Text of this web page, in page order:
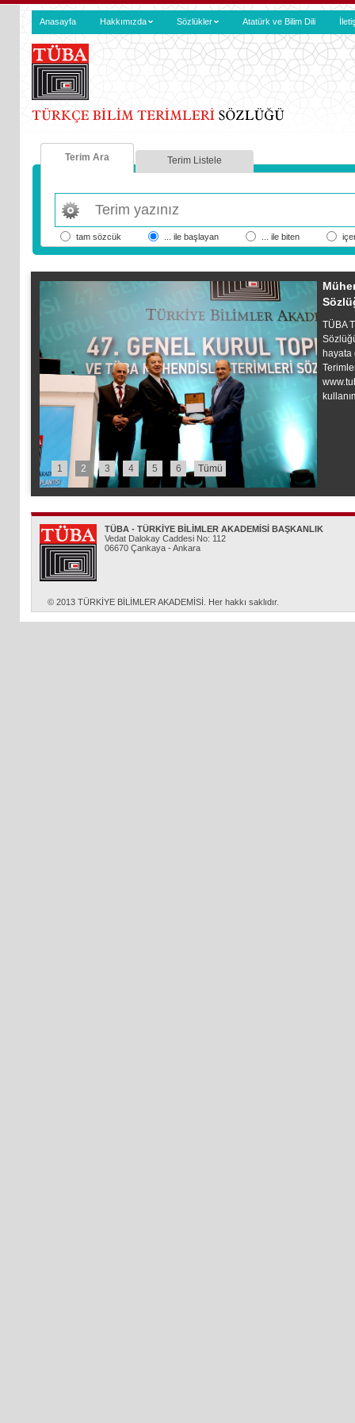
Anasayfa Hakkımızda Sözlükler Atatürk ve Bilim Dili
Terim Ara Terim Listele
tam sözcük ... ile başlayan ... ile biten
TÜBA
hayata
1 2 3 4 5 6 Tümü
TÜBA - TÜRKİYE BİLİMLER AKADEMİSİ BAŞKANLIK
Vedat Dalokay Caddesi No: 112
06670 Çankaya - Ankara
© 2013 TÜRKİYE BİLİMLER AKADEMİSİ. Her hakkı saklıdır.